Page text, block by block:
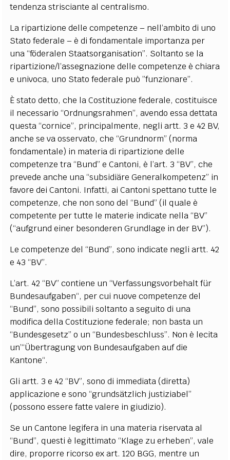
tendenza strisciante al centralismo.
La ripartizione delle competenze – nell’ambito di uno
Stato federale – è di fondamentale importanza per
una “föderalen Staatsorganisation”. Soltanto se la
ripartizione/l’assegnazione delle competenze è chiara
e univoca, uno Stato federale può ”funzionare”.
È stato detto, che la Costituzione federale, costituisce
il necessario “Ordnungsrahmen”, avendo essa dettata
questa “cornice”, principalmente, negli artt. 3 e 42 BV,
anche se va osservato, che “Grundnorm” (norma
fondamentale) in materia di ripartizione delle
competenze tra “Bund” e Cantoni, è l’art. 3 “BV”, che
prevede anche una “subsidiäre Generalkompetenz” in
favore dei Cantoni. Infatti, ai Cantoni spettano tutte le
competenze, che non sono del “Bund” (il quale è
competente per tutte le materie indicate nella “BV”
(“aufgrund einer besonderen Grundlage in der BV”).
Le competenze del “Bund”, sono indicate negli artt. 42
e 43 “BV”.
L’art. 42 “BV” contiene un “Verfassungsvorbehalt für
Bundesaufgaben“, per cui nuove competenze del
“Bund”, sono possibili soltanto a seguito di una
modifica della Costituzione federale; non basta un
“Bundesgesetz” o un “Bundesbeschluss”. Non è lecita
un’“Übertragung von Bundesaufgaben auf die
Kantone“.
Gli artt. 3 e 42 “BV”, sono di immediata (diretta)
applicazione e sono “grundsätzlich justiziabel”
(possono essere fatte valere in giudizio).
Se un Cantone legifera in una materia riservata al
“Bund”, questi è legittimato “Klage zu erheben”, vale
dire, proporre ricorso ex art. 120 BGG, mentre un